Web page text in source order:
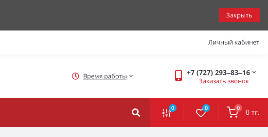
Закрыть
Личный кабинет
Время работы +7 (727) 293‒83‒16
Заказать звонок
0 0 0 0 тг.